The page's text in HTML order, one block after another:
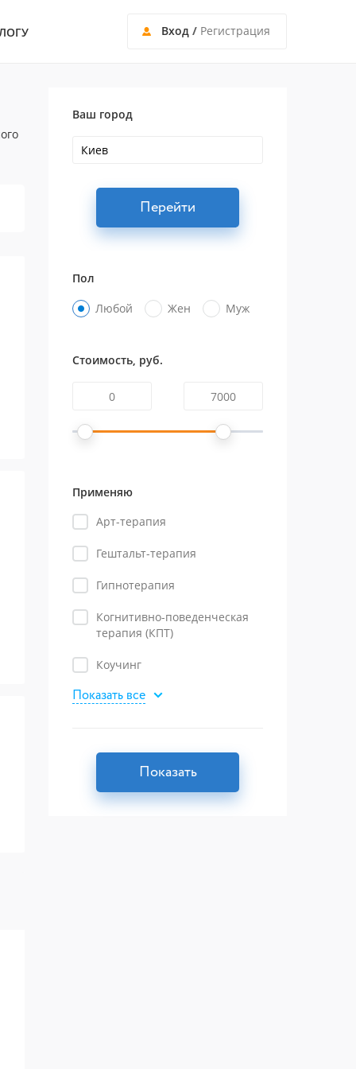
Вход / Регистрация
Ваш город
Перейти
Пол
Любой
Жен Муж
Стоимость, руб.
Применяю
Арт-терапия
Гештальт-терапия
Гипнотерапия
Когнитивно-поведенческая
терапия (КПТ)
Коучинг
Показать все
Показать